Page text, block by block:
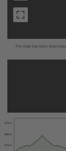
The map has been
275 m
300 m
325 m